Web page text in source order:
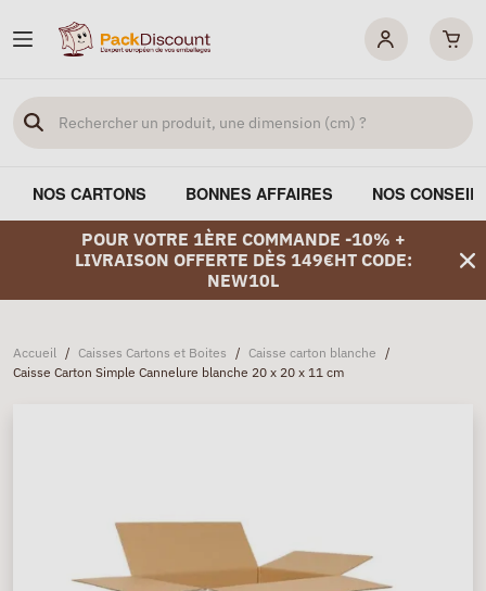
NOS CARTONS BONNES AFFAIRES NOS
POUR VOTRE 1ÈRE COMMANDE -10% +
LIVRAISON OFFERTE DÈS 149€HT CODE:
NEW10L
Accueil / Caisses Cartons et Boites / Caisse carton blanche /
Caisse Carton Simple Cannelure blanche 20 x 20 x 11 cm